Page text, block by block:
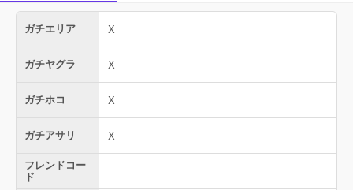
ガチエリア X
ガチヤグラ X
ガチホコ X
ガチアサリ X
フレンドコー
ド